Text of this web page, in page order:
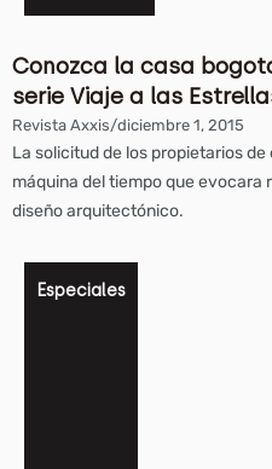
Conozca la casa
serie Viaje a las
Revista Axxis/diciembre 1, 2015
La solicitud de los propietarios
máquina del tiempo que evocara
diseño arquitectónico.
Especiales